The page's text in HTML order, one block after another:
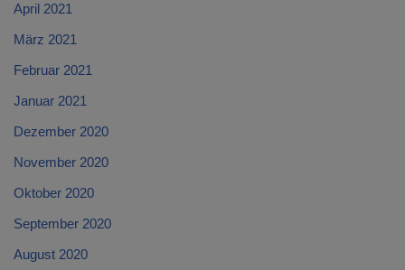
April 2021
März 2021
Februar 2021
Januar 2021
Dezember 2020
November 2020
Oktober 2020
September 2020
August 2020